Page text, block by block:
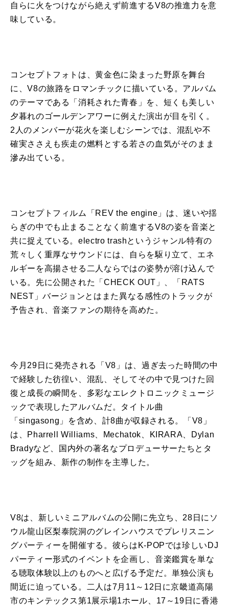
自らに火 をつけながら絶えず前進するV8の推進力 を意
味している。
コンセプト フォトは、黄金色に染まった野原を舞台
に、V8の旅路を ロマンチックに描いている。アルバム
のテーマである「消耗された青春」 を
、短くも美しい
夕暮れのゴールデンアワーに例えた演出が目 を引く。
2人の メンバーが花火 を楽しむシーンでは、混乱や不
確実ささえも疾走の燃料とする若さの血気がその まま
滲み出ている。
コンセプト フィルム「REV the engine」は、迷いや揺
らぎの中でも止まることなく前進するV8の姿を音楽と
共に捉えている。electro trashというジャンル特有の
荒々しく重厚なサウンドには、自ら を駆り立て、エネ
ルギー を高揚させる二人ならではの姿勢が溶け込んで
いる。先に公開 された「CHECK OUT」、「RATS
NEST」バージョンとはまた異なる感性の トラックが
予告され、音楽ファンの期待を高めた。
今月29日に発売される「 V8 」は、過ぎ去った時間の中
で経験した彷徨い、混乱、そしてその中で見つけた回
復と成長の瞬間 を
、多彩なエレクトロニックミュージ
ックで表現したアルバムだ。タイトル曲
「singasong」
を含め、計8曲が収録される。「 V8 」
は、Pharrell Williams、Mechatok、KIRARA、Dylan
Bradyなど、国内外の著名なプロデューサーたちとタ
ッグを組み、 新作の制作を主導した。
V8は、 新しいミニアルバムの公開に先立ち、28日にソ
ウル龍山区梨泰院洞のグレインハウスでプレリスニン
グパーティー を開催する。彼らはK-POPでは珍しいDJ
パーティー形式のイベント を企画し、音楽鑑賞を単な
る聴取体験以上の ものへと広げる予定だ。単独公演も
間近に迫っている。二人は7月11～12日に京畿道高陽
市のキンテックス第1展示場1ホール、17～19日に香港